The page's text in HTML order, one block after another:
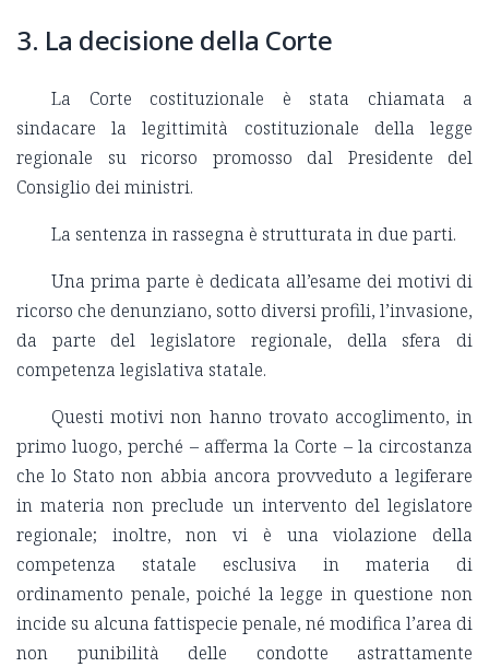
3. La decisione della Corte
La Corte costituzionale è stata chiamata a
sindacare la legittimità costituzionale della legge
regionale su ricorso promosso dal Presidente del
Consiglio dei ministri.
La sentenza in rassegna è strutturata in due parti.
Una prima parte è dedicata all’esame dei motivi di
ricorso che denunziano, sotto diversi profili, l’invasione,
da parte del legislatore regionale, della sfera di
competenza legislativa statale.
Questi motivi non hanno trovato accoglimento, in
primo luogo, perché – afferma la Corte – la circostanza
che lo Stato non abbia ancora provveduto a legiferare
in materia non preclude un intervento del legislatore
regionale; inoltre, non vi è una violazione della
competenza statale esclusiva in materia di
ordinamento penale, poiché la legge in questione non
incide su alcuna fattispecie penale, né modifica l’area di
non punibilità delle condotte astrattamente